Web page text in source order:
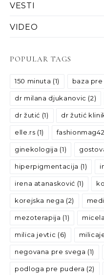
VESTI
VIDEO
POPULAR TAGS
150 minuta (1) baza
dr milana djukanovic (2)
dr žutić (1) dr žutić
elle.rs (1) fashionmag42
ginekologija (1)
hiperpigmentacija (1)
irena atanasković (1)
korejska nega (2)
mezoterapija (1)
milica jevtic (6)
negovana pre svega (1)
podloga pre pudera (2)